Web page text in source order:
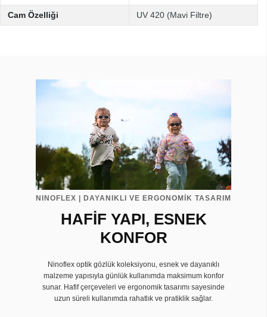
Cam Özelliği UV 420 (Mavi Filtre)
NINOFLEX | DAYANIKLI VE ERGONOMİK TASARIM
HAFİF YAPI, ESNEK
KONFOR
Ninoflex optik gözlük koleksiyonu, esnek ve dayanıklı
malzeme yapısıyla günlük kullanımda maksimum konfor
sunar. Hafif çerçeveleri ve ergonomik tasarımı sayesinde
uzun süreli kullanımda rahatlık ve pratiklik sağlar.